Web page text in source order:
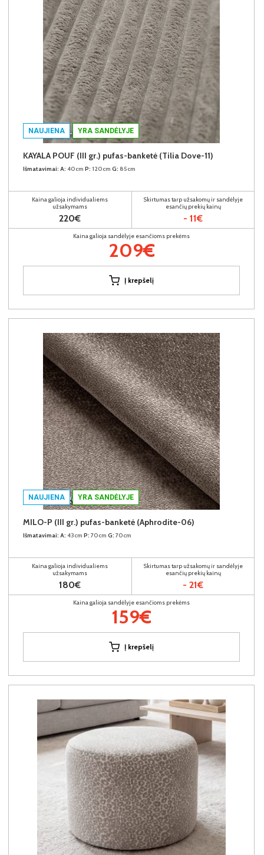
NAUJIENA YRA SANDĖLYJE
KAYALA POUF (III gr.) pufas-banketė (Tilia Dove-11)
Išmatavimai: A: 40cm P: 120cm G: 85cm
Kaina galioja individualiems
užsakymams
220€
Skirtumas tarp užsakomų ir sandėlyje
esančių prekių kainų
- 11€
Kaina galioja sandėlyje esančioms prekėms
209€
Į krepšelį
NAUJIENA YRA SANDĖLYJE
MILO-P (III gr.) pufas-banketė (Aphrodite-06)
Išmatavimai: A: 43cm P: 70cm G: 70cm
Kaina galioja individualiems
užsakymams
180€
Skirtumas tarp užsakomų ir sandėlyje
esančių prekių kainų
- 21€
Kaina galioja sandėlyje esančioms prekėms
159€
Į krepšelį